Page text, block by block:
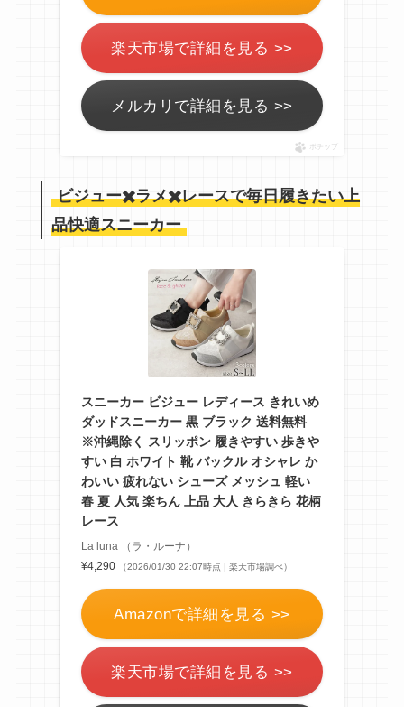
楽天市場で詳細を見る >>
メルカリで詳細を見る >>
ポチップ
ビジュー✖️ラメ✖️レースで毎日履きたい上
品快適スニーカー
スニーカー ビジュー レディース きれいめ
ダッドスニーカー 黒 ブラック 送料無料
※沖縄除く スリッポン 履きやすい 歩きや
すい 白 ホワイト 靴 バックル オシャレ か
わいい 疲れない シューズ メッシュ 軽い
春 夏 人気 楽ちん 上品 大人 きらきら 花柄
レース
La luna （ラ・ルーナ）
¥4,290
（2026/01/30 22:07時点 | 楽天市場調べ）
Amazonで詳細を見る >>
楽天市場で詳細を見る >>